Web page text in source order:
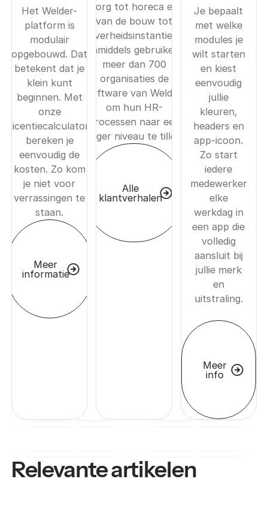
Het Welder-
platform is
modulair
opgebouwd. Dat
betekent dat je
klein kunt
beginnen. Met
onze
licentiecalculator
bereken je
eenvoudig de
kosten. Zo kom
je niet voor
verrassingen te
staan.
Meer
informatie
zorg tot horeca en
van de bouw tot
overheidsinstanties.
Inmiddels gebruiken
meer dan 700
organisaties de
software van Welder
om hun HR-
processen naar een
hoger niveau te tillen.
Alle
klantverhalen
Je bepaalt
met welke
modules je
wilt starten
en kiest
eenvoudig
jullie
kleuren,
headers en
app-icoon.
Zo start
iedere
medewerker
elke
werkdag in
een app die
volledig
aansluit bij
jullie merk
en
uitstraling.
Meer
info
Relevante artikelen